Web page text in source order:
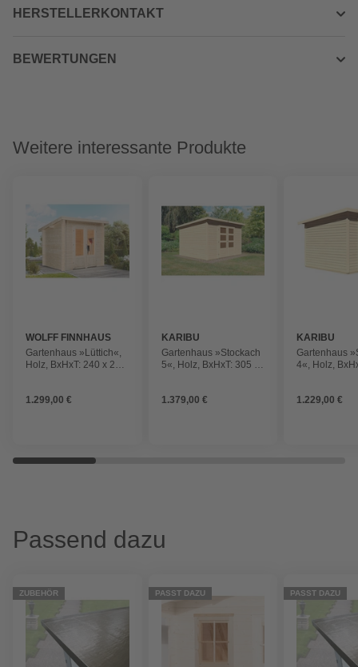
HERSTELLERKONTAKT
BEWERTUNGEN
Weitere interessante Produkte
WOLFF FINNHAUS
Gartenhaus »Lüttich«,
Holz, BxHxT: 240 x 222
1.299,00 €
KARIBU
Gartenhaus »Stockach
5«, Holz, BxHxT: 305 x
Dachüberstand)
1.379,00 €
KARIBU
Gartenhaus
4«, Holz,
1.229,00 €
Passend dazu
ZUBEHÖR PASST DAZU PASST DAZU